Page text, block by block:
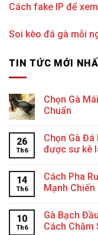
Cách fake IP để
Soi kèo đá gà mỗi
TIN TỨC MỚI
Chọn Gà
Chuẩn
26
Th6
Chọn Gà
được sư kê
14
Th6
Cách Pha
Mạnh Chiến
10
Th6
Gà Bạch
Cách Chăm